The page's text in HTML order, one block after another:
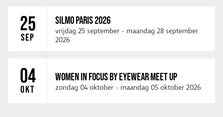
25
SEP
SILMO PARIS 2026
vrijdag 25 september - maandag 28 september
2026
04
OKT
WOMEN IN FOCUS BY EYEWEAR MEET UP
zondag 04 oktober - maandag 05 oktober 2026